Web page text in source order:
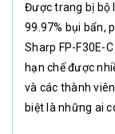
Được trang bị bộ
99.97% bụi bẩn,
Sharp FP-F30E-
hạn chế được
và các thành
biệt là những ai